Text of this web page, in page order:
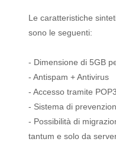
Le caratteristiche
sono le seguenti:
- Dimensione di 5GB
- Antispam + Antivirus
- Accesso tramite
- Sistema di
- Possibilità di
tantum e solo da